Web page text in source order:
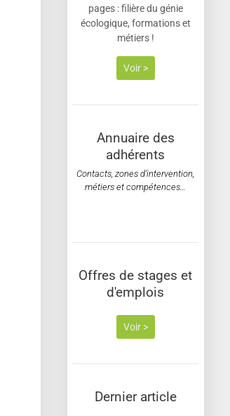
pages : filière du génie
écologique, formations et
métiers !
Voir >
Annuaire des
adhérents
Contacts, zones d’intervention,
métiers et compétences…
Offres de stages et
d'emplois
Voir >
Dernier article